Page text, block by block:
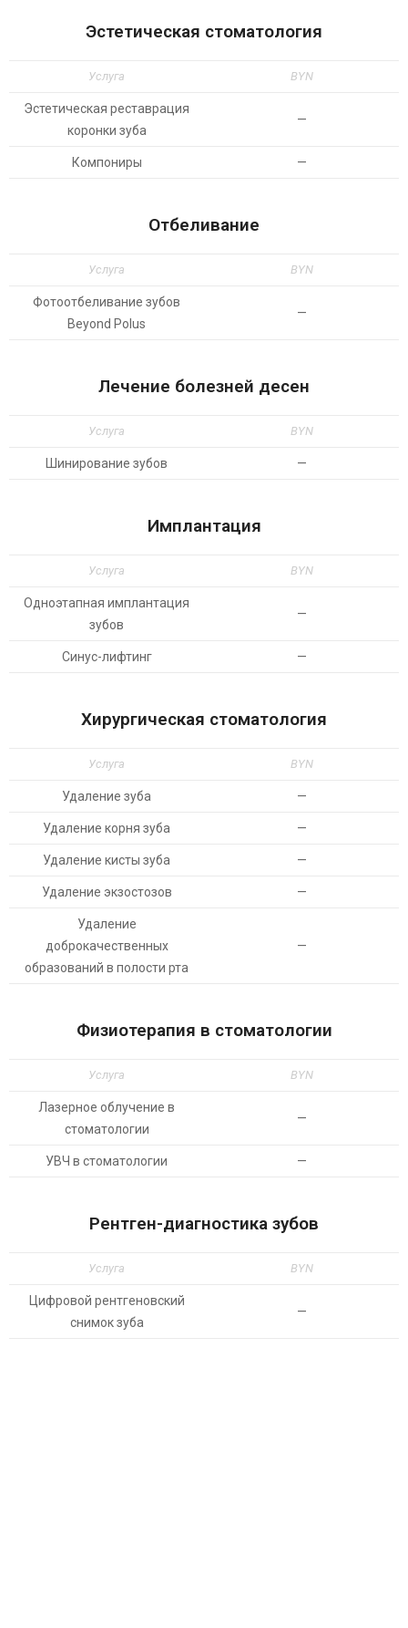
Эстетическая стоматология
Услуга BYN
Эстетическая реставрация
коронки зуба
—
Компониры —
Отбеливание
Услуга BYN
Фотоотбеливание зубов
Beyond Polus
—
Лечение болезней десен
Услуга BYN
Шинирование зубов —
Имплантация
Услуга BYN
Одноэтапная имплантация
зубов
—
Синус-лифтинг —
Хирургическая стоматология
Услуга BYN
Удаление зуба —
Удаление корня зуба —
Удаление кисты зуба —
Удаление экзостозов —
Удаление
доброкачественных
образований в полости рта
—
Физиотерапия в стоматологии
Услуга BYN
Лазерное облучение в
стоматологии
—
УВЧ в стоматологии —
Рентген-диагностика зубов
Услуга BYN
Цифровой рентгеновский
снимок зуба
—